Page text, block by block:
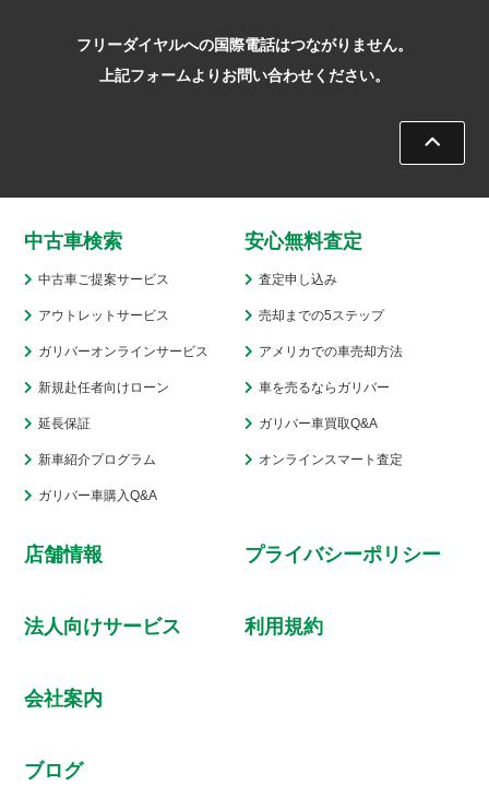
フリーダイヤルへの国際電話はつながりません。
上記フォームよりお問い合わせください。
中古車検索
中古車ご提案サービス
アウトレットサービス
ガリバーオンラインサービス
新規赴任者向けローン
延長保証
新車紹介プログラム
ガリバー車購入Q&A
安心無料査定
査定申し込み
売却までの5ステップ
アメリカでの車売却方法
車を売るならガリバー
ガリバー車買取Q&A
オンラインスマート査定
店舗情報
法人向けサービス
会社案内
ブログ
プライバシーポリシー
利用規約